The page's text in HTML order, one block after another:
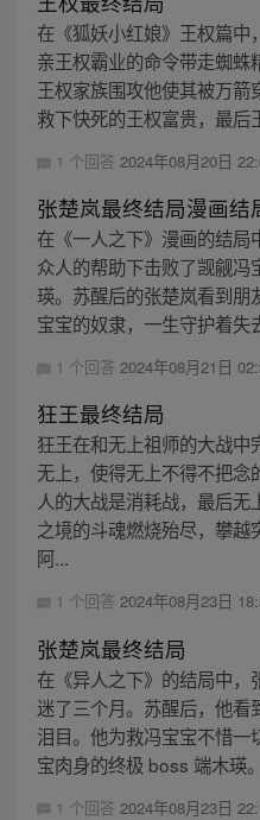
在《狐妖小红娘》王权篇
亲王权霸业的命令带走蜘蛛
王权家族围攻他使其被万箭
救下快死的王权富贵，最后
1 个回答 2024年08月20日
张楚岚最终结局漫画结
在《一人之下》漫画的结
众人的帮助下击败了觊觎
瑛。苏醒后的张楚岚看到朋
宝宝的奴隶，一生守护着失
1 个回答 2024年08月21日
狂王最终结局
狂王在和无上祖师的大战
无上，使得无上不得不把
人的大战是消耗战，最后
之境的斗魂燃烧殆尽，攀越
阿...
1 个回答 2024年08月23日
张楚岚最终结局
在《异人之下》的结局中
迷了三个月。苏醒后，他看
泪目。他为救冯宝宝不惜一
宝肉身的终极 boss 端木瑛
1 个回答 2024年08月23日